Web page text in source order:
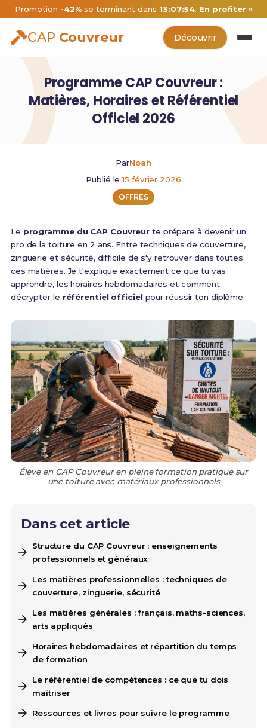
Promotion -42% se terminant dans 13:07:53. En profiter »
CAP Couvreur Découvrir
Programme CAP Couvreur :
Matières, Horaires et Référentiel
Officiel 2026
ParNoah
Publié le15 février 2026
OFFRES
Le programme du CAP Couvreur te prépare à devenir un
pro de la toiture en 2 ans. Entre techniques de couverture,
zinguerie et sécurité, difficile de s'y retrouver dans toutes
ces matières. Je t'explique exactement ce que tu vas
apprendre, les horaires hebdomadaires et comment
décrypter le référentiel officielpour réussir ton diplôme.
Élève en CAP Couvreur en pleine formation pratique sur
une toiture avec matériaux professionnels
Dans cet article
Structure du CAP Couvreur : enseignements
professionnels et généraux
Les matières professionnelles : techniques de
couverture, zinguerie, sécurité
Les matières générales : français, maths-sciences,
arts appliqués
Horaires hebdomadaires et répartition du temps
de formation
Le référentiel de compétences : ce que tu dois
maîtriser
Ressources et livres pour suivre le programme